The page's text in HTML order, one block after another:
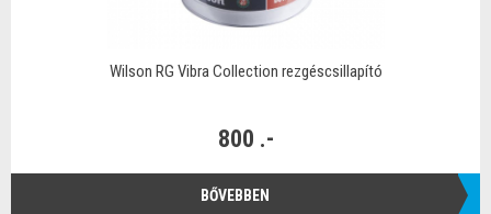
Wilson RG Vibra Collection rezgéscsillapító
800 .-
BŐVEBBEN